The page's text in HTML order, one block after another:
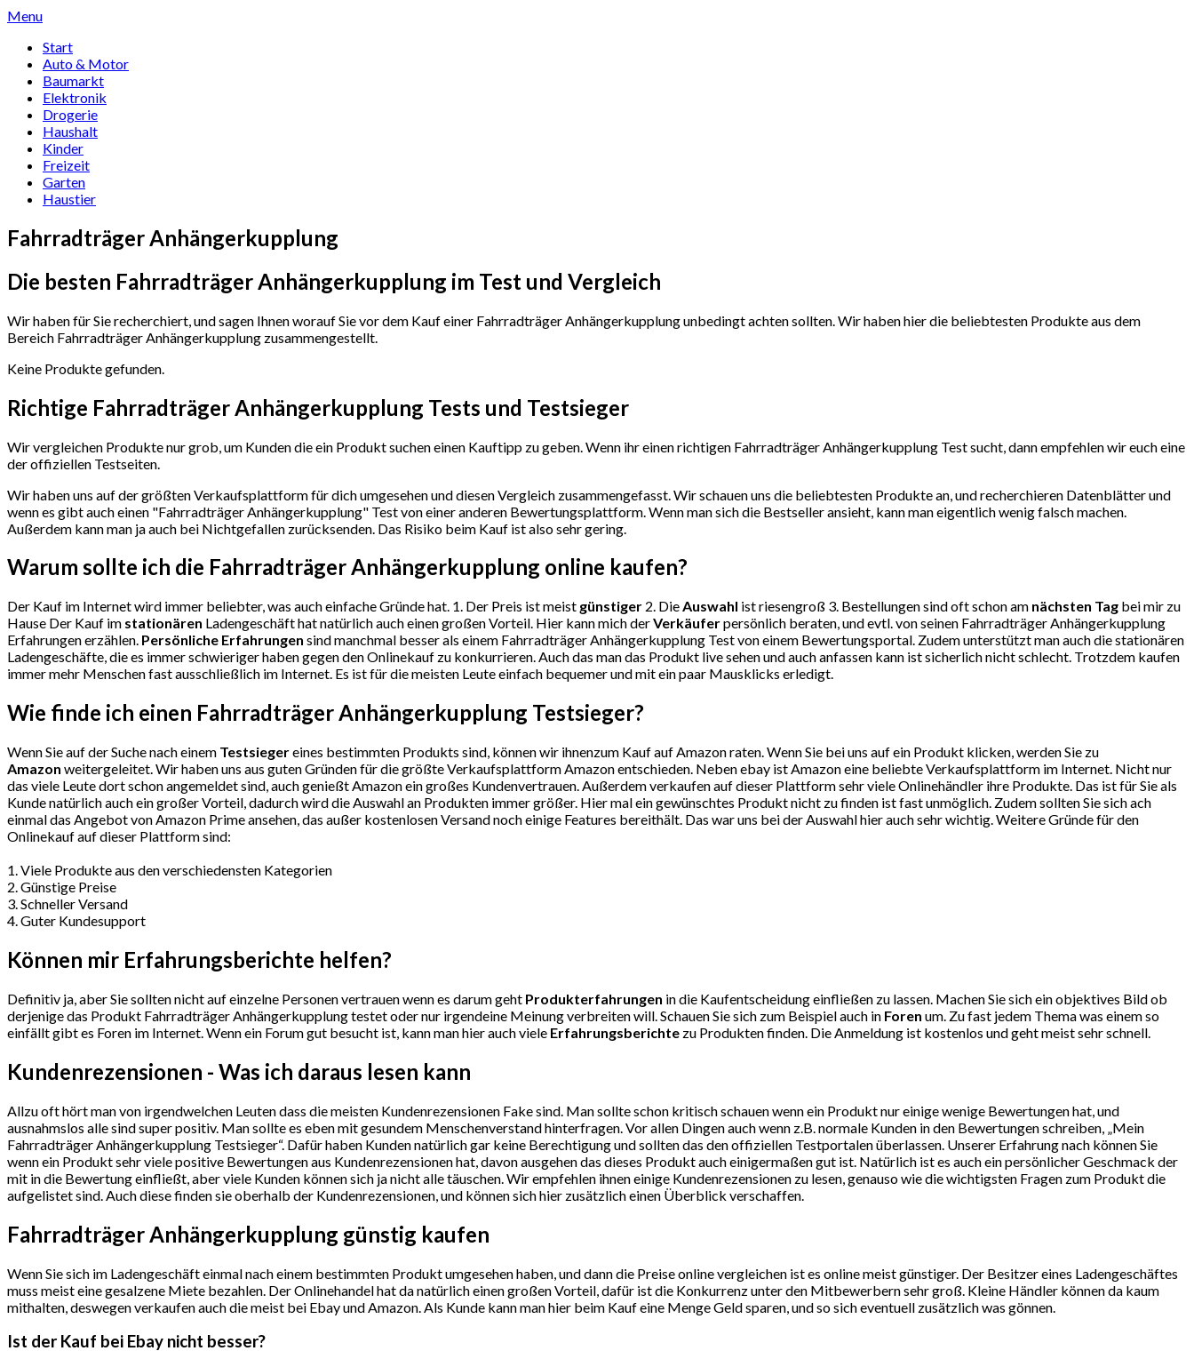
Skip
content
Menu
Start
Auto & Motor
Baumarkt
Elektronik
Drogerie
Haushalt
Kinder
Freizeit
Garten
Haustier
Fahrradträger Anhängerkupplung
Die besten Fahrradträger Anhängerkupplung im Test und Vergleich
Wir haben für Sie recherchiert, und sagen Ihnen worauf Sie vor dem Kauf einer Fahrradträger Anhängerkupplung unbedingt achten sollten. Wir haben hier die beliebtesten Produkte aus dem
Bereich Fahrradträger Anhängerkupplung zusammengestellt.
Keine Produkte gefunden.
Richtige Fahrradträger Anhängerkupplung Tests und Testsieger
Wir vergleichen Produkte nur grob, um Kunden die ein Produkt suchen einen Kauftipp zu geben. Wenn ihr einen richtigen Fahrradträger Anhängerkupplung Test sucht, dann empfehlen wir euch eine
der offiziellen Testseiten.
Wir haben uns auf der größten Verkaufsplattform für dich umgesehen und diesen Vergleich zusammengefasst. Wir schauen uns die beliebtesten Produkte an, und recherchieren Datenblätter und
wenn es gibt auch einen "Fahrradträger Anhängerkupplung" Testvon einer anderen Bewertungsplattform. Wenn man sich die Bestseller ansieht, kann man eigentlich wenig falsch machen.
Außerdem kann man ja auch bei Nichtgefallen zurücksenden. Das Risiko beim Kauf ist also sehr gering.
Warum sollte ich die Fahrradträger Anhängerkupplung online kaufen?
Der Kauf im Internet wird immer beliebter, was auch einfache Gründe hat. 1. Der Preis ist meist günstiger 2. DieAuswahl ist riesengroß 3. Bestellungen sind oft schon am nächsten Tag bei mir zu
Hause Der Kauf im stationären Ladengeschäft hat natürlich auch einen großen Vorteil. Hier kann mich derVerkäuferpersönlich beraten, und evtl. von seinen Fahrradträger Anhängerkupplung
Erfahrungen erzählen. Persönliche Erfahrungen sind manchmal besser als einem Fahrradträger Anhängerkupplung Test von einem Bewertungsportal. Zudem unterstützt man auch die stationären
Ladengeschäfte, die es immer schwieriger haben gegen den Onlinekauf zu konkurrieren. Auch das man das Produkt live sehen und auch anfassen kann ist sicherlich nicht schlecht. Trotzdem kaufen
immer mehr Menschen fast ausschließlich im Internet. Es ist für die meisten Leute einfach bequemer und mit ein paar Mausklicks erledigt.
Wie finde ich einen Fahrradträger Anhängerkupplung Testsieger?
Wenn Sie auf der Suche nach einem Testsiegereines bestimmten Produkts sind, können wir ihnenzum Kauf auf Amazon raten. Wenn Sie bei uns auf ein Produkt klicken, werden Sie zu
Amazon weitergeleitet. Wir haben uns aus guten Gründen für die größte Verkaufsplattform Amazon entschieden. Neben ebay ist Amazon eine beliebte Verkaufsplattform im Internet. Nicht nur
das viele Leute dort schon angemeldet sind, auch genießt Amazon ein großes Kundenvertrauen. Außerdem verkaufen auf dieser Plattform sehr viele Onlinehändler ihre Produkte. Das ist für Sie als
Kunde natürlich auch ein großer Vorteil, dadurch wird die Auswahl an Produkten immer größer. Hier mal ein gewünschtes Produkt nicht zu finden ist fast unmöglich. Zudem sollten Sie sich ach
einmal das Angebot von Amazon Prime ansehen, das außer kostenlosen Versand noch einige Features bereithält. Das war uns bei der Auswahl hier auch sehr wichtig. Weitere Gründe für den
Onlinekauf auf dieser Plattform sind:
1. Viele Produkte aus den verschiedensten Kategorien
2. Günstige Preise
3. Schneller Versand
4. Guter Kundesupport
Können mir Erfahrungsberichte helfen?
Definitiv ja, aber Sie sollten nicht auf einzelne Personen vertrauen wenn es darum geht Produkterfahrungen in die Kaufentscheidung einfließen zu lassen. Machen Sie sich ein objektives Bild ob
derjenige das Produkt Fahrradträger Anhängerkupplung testet oder nur irgendeine Meinung verbreiten will. Schauen Sie sich zum Beispiel auch in Foren um. Zu fast jedem Thema was einem so
einfällt gibt es Foren im Internet. Wenn ein Forum gut besucht ist, kann man hier auch viele Erfahrungsberichte zu Produkten finden. Die Anmeldung ist kostenlos und geht meist sehr schnell.
Kundenrezensionen - Was ich daraus lesen kann
Allzu oft hört man von irgendwelchen Leuten dass die meisten Kundenrezensionen Fake sind. Man sollte schon kritisch schauen wenn ein Produkt nur einige wenige Bewertungen hat, und
ausnahmslos alle sind super positiv. Man sollte es eben mit gesundem Menschenverstand hinterfragen. Vor allen Dingen auch wenn z.B. normale Kunden in den Bewertungen schreiben, „Mein
Fahrradträger Anhängerkupplung Testsieger“. Dafür haben Kunden natürlich gar keine Berechtigung und sollten das den offiziellen Testportalen überlassen. Unserer Erfahrung nach können Sie
wenn ein Produkt sehr viele positive Bewertungen aus Kundenrezensionen hat, davon ausgehen das dieses Produkt auch einigermaßen gut ist. Natürlich ist es auch ein persönlicher Geschmack der
mit in die Bewertung einfließt, aber viele Kunden können sich ja nicht alle täuschen. Wir empfehlen ihnen einige Kundenrezensionen zu lesen, genauso wie die wichtigsten Fragen zum Produkt die
aufgelistet sind. Auch diese finden sie oberhalb der Kundenrezensionen, und können sich hier zusätzlich einen Überblick verschaffen.
Fahrradträger Anhängerkupplung günstig kaufen
Wenn Sie sich im Ladengeschäft einmal nach einem bestimmten Produkt umgesehen haben, und dann die Preise online vergleichen ist es online meist günstiger. Der Besitzer eines Ladengeschäftes
muss meist eine gesalzene Miete bezahlen. Der Onlinehandel hat da natürlich einen großen Vorteil, dafür ist die Konkurrenz unter den Mitbewerbern sehr groß. Kleine Händler können da kaum
mithalten, deswegen verkaufen auch die meist bei Ebay und Amazon. Als Kunde kann man hier beim Kauf eine Menge Geld sparen, und so sich eventuell zusätzlich was gönnen.
Ist der Kauf bei Ebay nicht besser?